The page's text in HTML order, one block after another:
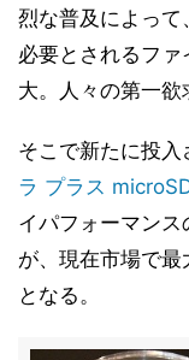
烈な普及によっ
必要とされるフ
大。人々の第一欲
そこで新たに投入
ラ プラス
イパフォーマン
が、現在市場で
となる。